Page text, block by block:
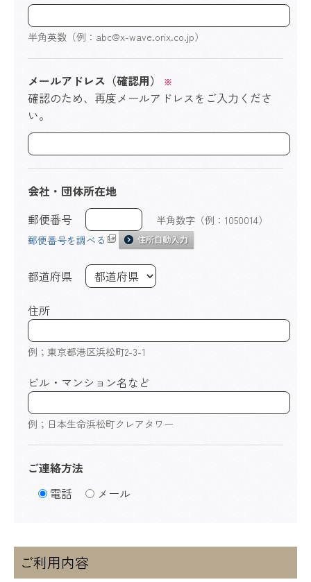
半角英数（例：abc@x-wave.orix.co.jp）
メールアドレス（確認用） ※
確認のため、再度メールアドレスをご入力くださ
い。
会社・団体所在地
郵便番号
半角数字（例：1050014）
郵便番号を調べる
都道府県
住所
例；東京都港区浜松町2-3-1
ビル・マンション名など
例；日本生命浜松町クレアタワー
ご連絡方法
電話
メール
ご利用内容